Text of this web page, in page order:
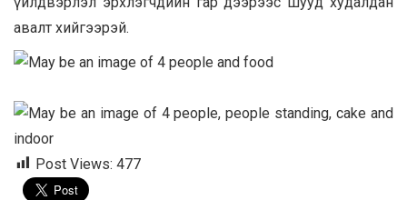
авалт хийгээрэй.
Post Views: 477